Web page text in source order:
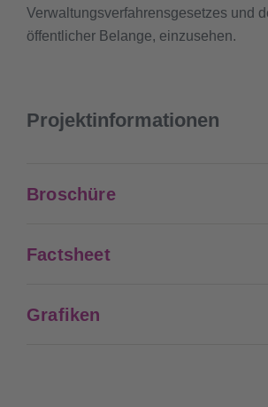
Verwaltungsverfahrensgesetzes und
öffentlicher Belange, einzusehen.
Projektinformationen
Broschüre
Factsheet
Grafiken